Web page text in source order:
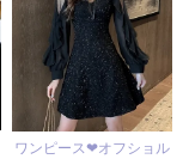
ワンピース❤オフショル